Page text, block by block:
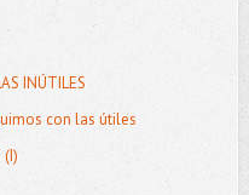
INÚTILES
con las útiles
(I)